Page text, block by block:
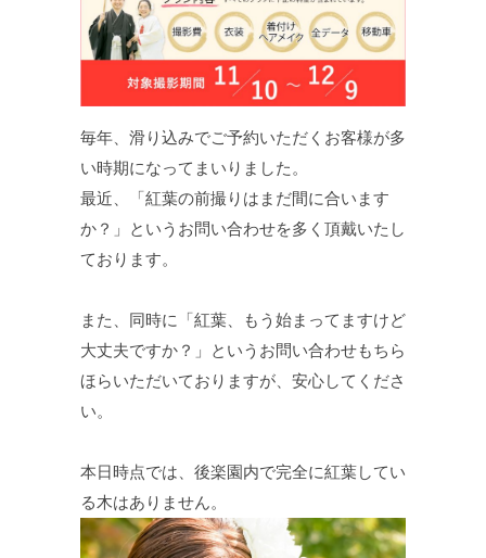
毎年、滑り込みでご予約いただくお客様が多
い時期になってまいりました。
最近、「紅葉の前撮りはまだ間に合います
か？」というお問い合わせを多く頂戴いたし
ております。
また、同時に「紅葉、もう始まってますけど
大丈夫ですか？」というお問い合わせもちら
ほらいただいておりますが、安心してくださ
い。
本日時点では、後楽園内で完全に紅葉してい
る木はありません。